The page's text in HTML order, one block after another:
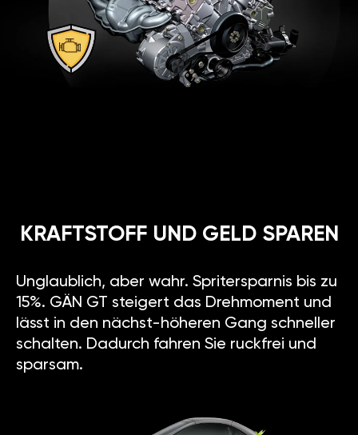
KRAFTSTOFF UND GELD SPAREN
Unglaublich, aber wahr. Spritersparnis bis zu
15%. GÄN GT steigert das Drehmoment und
lässt in den nächst-höheren Gang schneller
schalten. Dadurch fahren Sie ruckfrei und
sparsam.